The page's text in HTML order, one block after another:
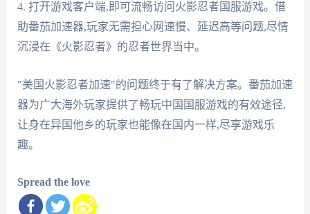
4. 打开游戏客户端,即可流畅访问火影忍者国服游戏。借
助番茄加速器,玩家无需担心网速慢、延迟高等问题,尽情
沉浸在《火影忍者》的忍者世界当中。
"美国火影忍者加速"的问题终于有了解决方案。番茄加速
器为广大海外玩家提供了畅玩中国国服游戏的有效途径,
让身在异国他乡的玩家也能像在国内一样,尽享游戏乐
趣。
Spread the love